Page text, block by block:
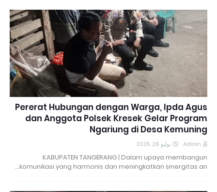
Pererat Hubungan dengan Warga, Ipda Agus
dan Anggota Polsek Kresek Gelar Program
Ngariung di Desa Kemuning
Admin يوليو 26, 2025
KABUPATEN TANGERANG | Dalam upaya membangun
komunikasi yang harmonis dan meningkatkan sinergitas an…